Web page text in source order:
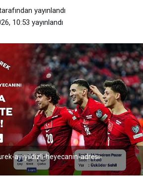
yayınlandı
10:53 yayınlandı
ay-yildizli-heyecanin-adresi-